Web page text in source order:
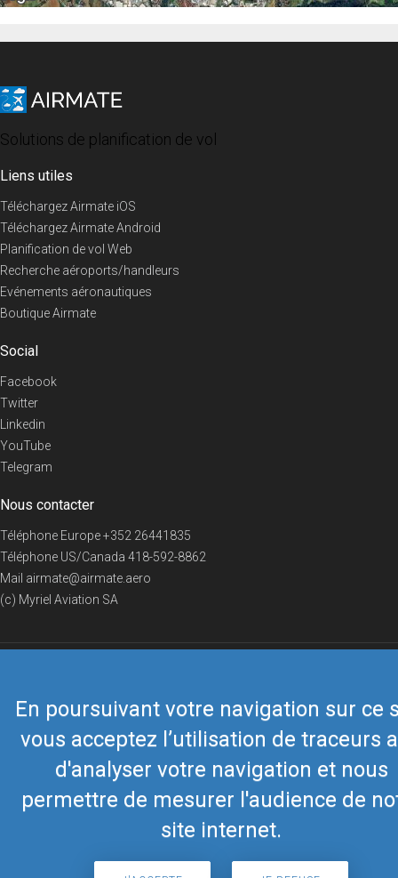
En poursuivant votre navigation sur ce
vous acceptez l’utilisation de traceurs
d'analyser votre navigation et nous
permettre de mesurer l'audience de
site internet.
Solutions de planification de vol
Liens utiles
Téléchargez Airmate iOS
Téléchargez Airmate Android
Planification de vol Web
Recherche aéroports/handleurs
Evénements aéronautiques
Boutique Airmate
Social
Facebook
Twitter
Linkedin
YouTube
Telegram
Nous contacter
Téléphone Europe+352 26441835
Téléphone US/Canada 418-592-8862
Mail airmate@airmate.aero
(c) Myriel Aviation SA